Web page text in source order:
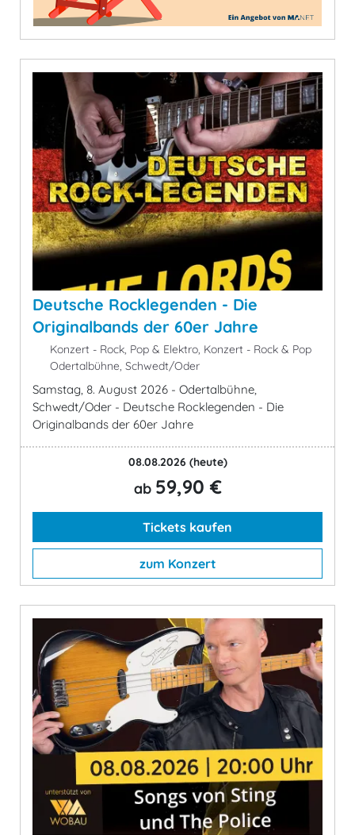
Deutsche Rocklegenden - Die
Originalbands der 60er Jahre
Konzert - Rock, Pop & Elektro, Konzert - Rock & Pop
Odertalbühne, Schwedt/Oder
Samstag, 8. August 2026 - Odertalbühne,
Schwedt/Oder - Deutsche Rocklegenden - Die
Originalbands der 60er Jahre
08.08.2026 (heute)
ab 59,90 €
Tickets kaufen
zum Konzert